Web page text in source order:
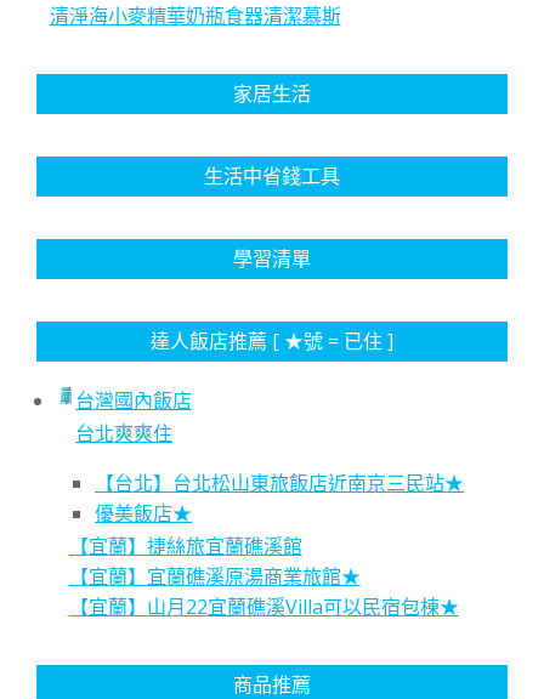
清淨海小麥精華奶瓶食器清潔慕斯
家居生活
生活中省錢工具
學習清單
達人飯店推薦 [ ★號 = 已住 ]
台灣國內飯店
台北爽爽住
【台北】台北松山東旅飯店近南京三民站★
優美飯店★
【宜蘭】捷絲旅宜蘭礁溪館
【宜蘭】宜蘭礁溪原湯商業旅館★
【宜蘭】山月22宜蘭礁溪Villa可以民宿包棟★
商品推薦